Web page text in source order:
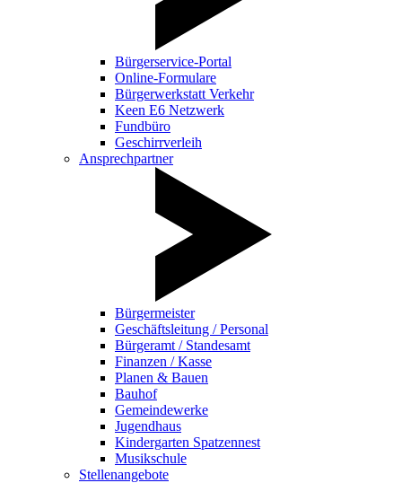
Bürgerservice-Portal
Online-Formulare
Bürgerwerkstatt Verkehr
Keen E6 Netzwerk
Fundbüro
Geschirrverleih
Ansprechpartner
Bürgermeister
Geschäftsleitung / Personal
Bürgeramt / Standesamt
Finanzen / Kasse
Planen & Bauen
Bauhof
Gemeindewerke
Jugendhaus
Kindergarten Spatzennest
Musikschule
Stellenangebote